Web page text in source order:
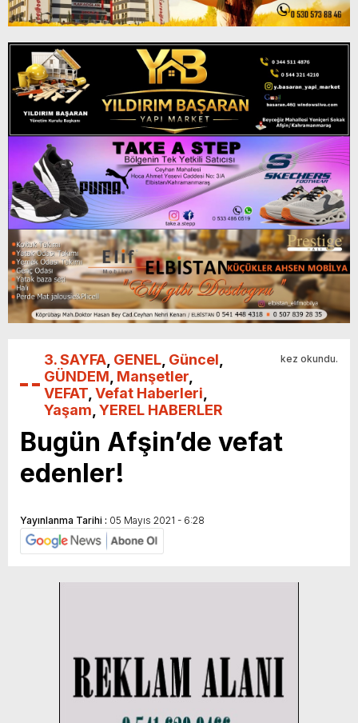
3. SAYFA GENEL Güncel
GÜNDEM Manşetler
VEFAT Vefat Haberleri
Yaşam YEREL HABERLER
kez okundu.
Bugün Afşin’de vefat
edenler!
Yayınlanma Tarihi : 05 Mayıs 2021 - 6:28